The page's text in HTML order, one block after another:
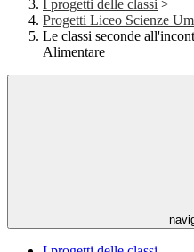
I progetti delle classi >
Progetti Liceo Scienze
Le classi seconde
Alimentare